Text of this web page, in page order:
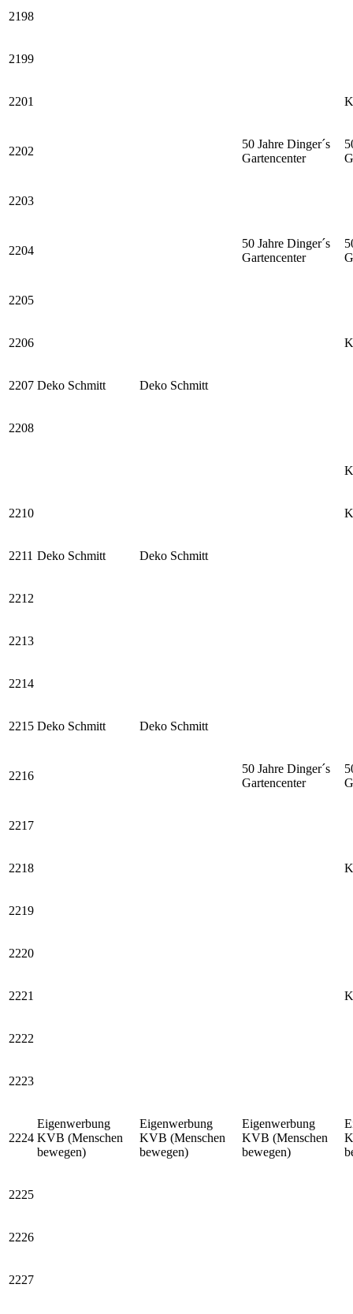
2198
2199
2201
2202
50 Jahre Dinger´s
Gartencenter
2203
2204
50 Jahre Dinger´s
Gartencenter
2205
2206
2207 Deko Schmitt Deko Schmitt
2208
2210
2211 Deko Schmitt Deko Schmitt
2212
2213
2214
2215 Deko Schmitt Deko Schmitt
2216
50 Jahre Dinger´s
Gartencenter
2217
2218
2219
2220
2221
2222
2223
2224
Eigenwerbung
KVB (Menschen
bewegen)
Eigenwerbung
KVB (Menschen
bewegen)
Eigenwerbung
KVB (Menschen
bewegen)
2225
2226
2227